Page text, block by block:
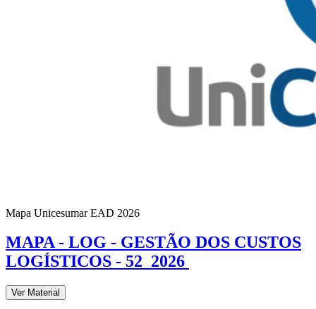
Mapa Unicesumar EAD 2026
MAPA - LOG - GESTÃO DOS CUSTOS
LOGÍSTICOS - 52_2026
Ver Material